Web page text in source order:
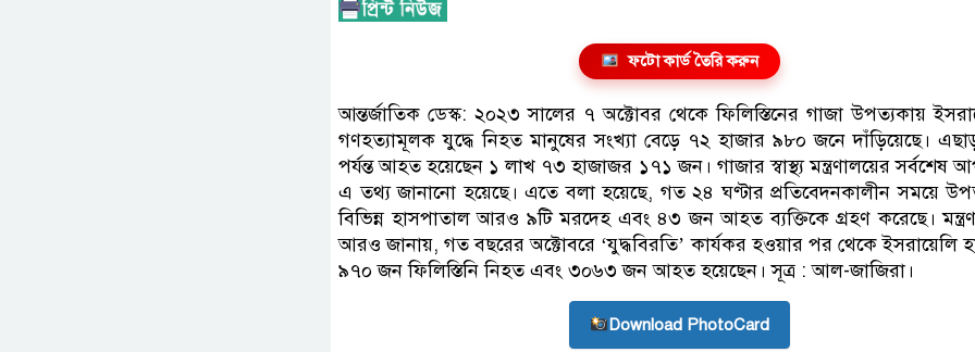
ফটো কার্ড তৈরি করুন
আন্তর্জাতিক ডেস্ক: ২০২৩ সালের ৭ অক্টোবর থেকে ফিলিস্তিনের গাজা উপত্যকায়
গণহত্যামূলক যুদ্ধে নিহত মানুষের সংখ্যা বেড়ে ৭২ হাজার ৯৮০ জনে দাঁড়িয়েছে।
পর্যন্ত আহত হয়েছেন ১ লাখ ৭৩ হাজাজর ১৭১ জন। গাজার স্বাস্থ্য মন্ত্রণালয়ের সর্বশেষ
এ তথ্য জানানো হয়েছে। এতে বলা হয়েছে, গত ২৪ ঘণ্টার প্রতিবেদনকালীন সময়ে
বিভিন্ন হাসপাতাল আরও ৯টি মরদেহ এবং ৪৩ জন আহত ব্যক্তিকে গ্রহণ করেছে।
আরও জানায়, গত বছরের অক্টোবরে ‘যুদ্ধবিরতি’ কার্যকর হওয়ার পর থেকে ইসরায়েলি
৯৭০ জন ফিলিস্তিনি নিহত এবং ৩০৬৩ জন আহত হয়েছেন। সূত্র : আল-জাজিরা।
Download PhotoCard